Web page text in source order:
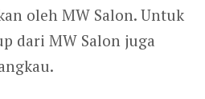
oleh MW Salon. Untuk
dari MW Salon juga